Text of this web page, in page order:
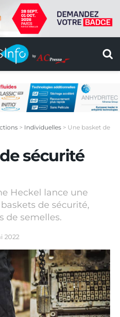
> Individuelles > Une basket de
sécurité
Heckel lance une
de sécurité,
de semelles.
2022